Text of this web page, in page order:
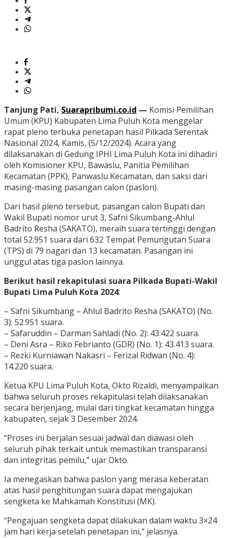
Tanjung Pati, Suarapribumi.co.id — Komisi Pemilihan
Umum (KPU) Kabupaten Lima Puluh Kota menggelar
rapat pleno terbuka penetapan hasil Pilkada Serentak
Nasional 2024, Kamis, (5/12/2024). Acara yang
dilaksanakan di Gedung IPHI Lima Puluh Kota ini dihadiri
oleh Komisioner KPU, Bawaslu, Panitia Pemilihan
Kecamatan (PPK), Panwaslu Kecamatan, dan saksi dari
masing-masing pasangan calon (paslon).
​Dari hasil pleno tersebut, pasangan calon Bupati dan
Wakil Bupati nomor urut 3, Safni Sikumbang-Ahlul
Badrito Resha (SAKATO), meraih suara tertinggi dengan
total 52.951 suara dari 632 Tempat Pemungutan Suara
(TPS) di 79 nagari dan 13 kecamatan. Pasangan ini
unggul atas tiga paslon lainnya.
Berikut hasil rekapitulasi suara Pilkada Bupati-Wakil
Bupati Lima Puluh Kota 2024:
– ​Safni Sikumbang – Ahlul Badrito Resha (SAKATO) (No.
3): 52.951 suara.
– ​Safaruddin – Darman Sahladi (No. 2): 43.422 suara.
– ​Deni Asra – Riko Febrianto (GDR) (No. 1): 43.413 suara.
– ​Rezki Kurniawan Nakasri – Ferizal Ridwan (No. 4):
14.220 suara.
​Ketua KPU Lima Puluh Kota, Okto Rizaldi, menyampaikan
bahwa seluruh proses rekapitulasi telah dilaksanakan
secara berjenjang, mulai dari tingkat kecamatan hingga
kabupaten, sejak 3 Desember 2024.
“Proses ini berjalan sesuai jadwal dan diawasi oleh
seluruh pihak terkait untuk memastikan transparansi
dan integritas pemilu,” ujar Okto.
​Ia menegaskan bahwa paslon yang merasa keberatan
atas hasil penghitungan suara dapat mengajukan
sengketa ke Mahkamah Konstitusi (MK).
“Pengajuan sengketa dapat dilakukan dalam waktu 3×24
jam hari kerja setelah penetapan ini,” jelasnya.